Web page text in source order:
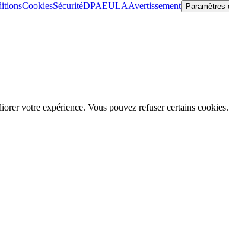
CookiesSécuritéDPAEULAAvertissement Paramètres
votre expérience. Vous pouvez refuser certains